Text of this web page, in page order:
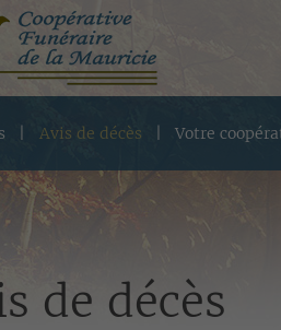
Avis de décès Votre
de décès